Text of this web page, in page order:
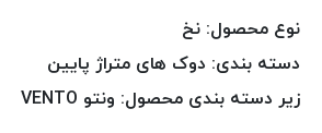
نوع محصول: نخ
دسته بندی: دوک های متراژ پایین
زیر دسته بندی محصول: ونتو VENTO